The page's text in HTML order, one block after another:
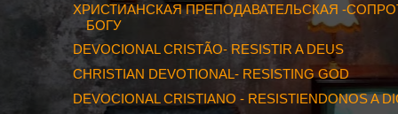
ХРИСТИАНСКАЯ ПРЕПОДАВАТЕЛЬСКАЯ -
БОГУ
DEVOCIONAL CRISTÃO- RESISTIR A DEUS
CHRISTIAN DEVOTIONAL- RESISTING GOD
DEVOCIONAL CRISTIANO - RESISTIENDONOS A